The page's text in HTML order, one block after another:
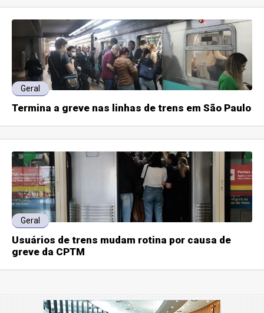
Geral
Termina a greve nas linhas de trens em São Paulo
Geral
Usuários de trens mudam rotina por causa de
greve da CPTM